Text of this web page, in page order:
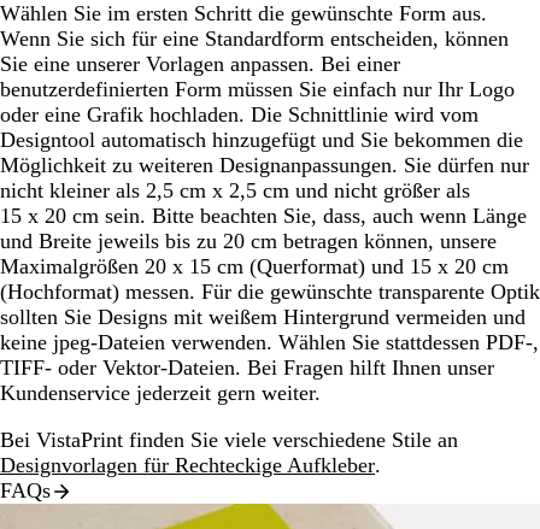
Wählen Sie im ersten Schritt die gewünschte Form aus.
Wenn Sie sich für eine Standardform entscheiden, können
Sie eine unserer Vorlagen anpassen. Bei einer
benutzerdefinierten Form müssen Sie einfach nur Ihr Logo
oder eine Grafik hochladen. Die Schnittlinie wird vom
Designtool automatisch hinzugefügt und Sie bekommen die
Möglichkeit zu weiteren Designanpassungen. Sie dürfen nur
nicht kleiner als 2,5 cm x 2,5 cm und nicht größer als
15 x 20 cm sein. Bitte beachten Sie, dass, auch wenn Länge
und Breite jeweils bis zu 20 cm betragen können, unsere
Maximalgrößen 20 x 15 cm (Querformat) und 15 x 20 cm
(Hochformat) messen. Für die gewünschte transparente Optik
sollten Sie Designs mit weißem Hintergrund vermeiden und
keine jpeg-Dateien verwenden. Wählen Sie stattdessen PDF-,
TIFF- oder Vektor-Dateien. Bei Fragen hilft Ihnen unser
Kundenservice jederzeit gern weiter.
Bei VistaPrint finden Sie viele verschiedene Stile an
Designvorlagen für Rechteckige Aufkleber.
FAQs